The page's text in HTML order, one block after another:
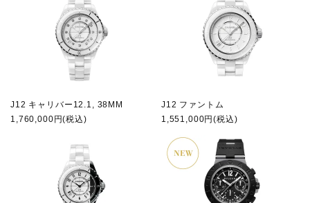
J12 キャリバー12.1, 38MM
1,760,000円(税込)
J12 ファントム
1,551,000円(税込)